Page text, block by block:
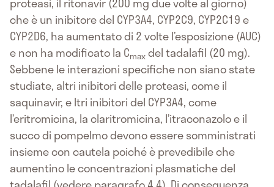
che è un inibitore del CYP3A4, CYP2C9, CYP2C19 e
CYP2D6, ha aumentato di 2 volte l’esposizione (AUC)
e non ha modificato la Cmaxdel tadalafil (20 mg).
Sebbene le interazioni specifiche non siano state
studiate, altri inibitori delle proteasi, come il
saquinavir, e ltri inibitori del CYP3A4, come
l’eritromicina, la claritromicina, l’itraconazolo e il
succo di pompelmo devono essere somministrati
insieme con cautela poiché è prevedibile che
aumentino le concentrazioni plasmatiche del